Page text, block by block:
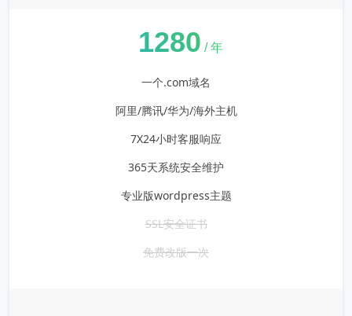
1280 / 年
一个.com域名
阿里/腾讯/华为/海外主机
7X24小时客服响应
365天系统安全维护
专业版wordpress主题
SSL安全证书
免费改版一次